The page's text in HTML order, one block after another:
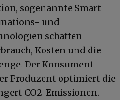
sogenannte Smart
und
schaffen
Kosten und die
Der Konsument
Produzent optimiert die
CO2-Emissionen.